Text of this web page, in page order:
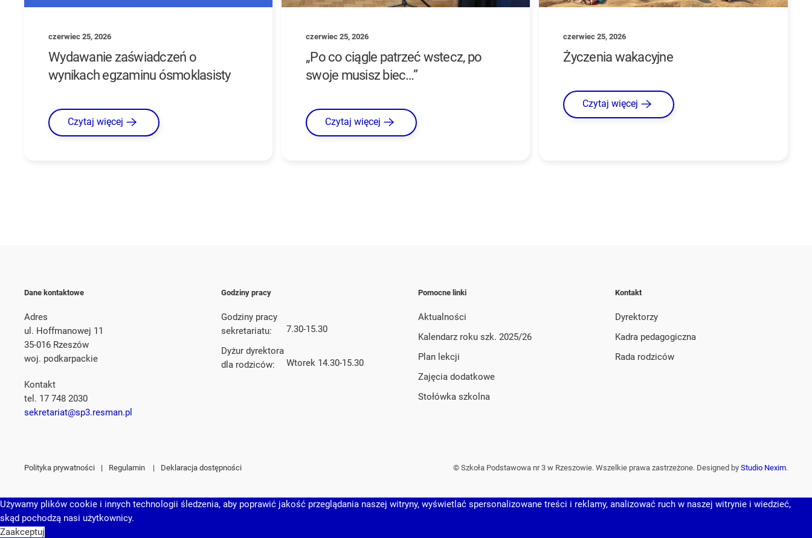
czerwiec 25, 2026
Wydawanie zaświadczeń o
wynikach egzaminu ósmoklasisty
Czytaj więcej
czerwiec 25, 2026
„Po co ciągle patrzeć wstecz, po
swoje musisz biec…”
Czytaj więcej
czerwiec 25, 2026
Życzenia wakacyjne
Czytaj więcej
Dane kontaktowe
Adres
ul. Hoffmanowej 11
35-016 Rzeszów
woj. podkarpackie
Kontakt
tel. 17 748 2030
sekretariat@sp3.resman.pl
Godziny pracy
Godziny pracy
sekretariatu:
7.30-15.30
Dyżur dyrektora
dla rodziców:
Wtorek 14.30-15.30
Pomocne linki
Aktualności
Kalendarz roku szk. 2025/26
Plan lekcji
Zajęcia dodatkowe
Stołówka szkolna
Kontakt
Dyrektorzy
Kadra pedagogiczna
Rada rodziców
Polityka prywatności | Regulamin | Deklaracja dostępności © Szkoła Podstawowa nr 3 w Rzeszowie. Wszelkie prawa zastrzeżone. Designed by Studio Nexim.
Używamy plików cookie i innych technologii śledzenia, aby poprawić jakość przeglądania naszej witryny, wyświetlać spersonalizowane treści i reklamy, analizować ruch w naszej witrynie i wiedzieć,
skąd pochodzą nasi użytkownicy.
Zaakceptuj